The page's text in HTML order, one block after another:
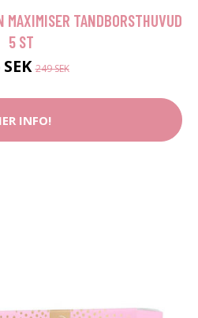
TANDBORSTHUVUD
5 ST
SEK249 SEK
INFO!